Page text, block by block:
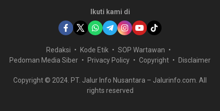
Ikuti kami di
Redaksi Kode Etik
SOP Wartawan
Pedoman Media Siber
Privacy Policy Copyright Disclaimer
Copyright © 2024. PT. Jalur Info Nusantara – Jalurinfo.com. All
rights reserved